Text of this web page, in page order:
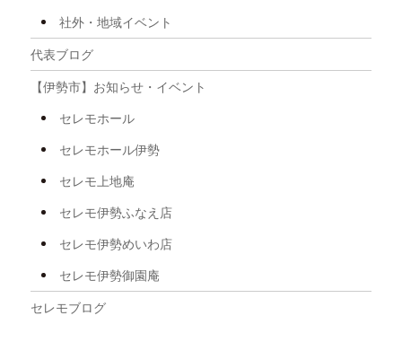
2025年8月
2025年7月
2025年2月
2025年1月
2024年12月
社外・地域イベント
代表ブログ
【伊勢市】お知らせ・イベント
セレモホール
セレモホール伊勢
セレモ上地庵
セレモ伊勢ふなえ店
セレモ伊勢めいわ店
セレモ伊勢御園庵
セレモブログ